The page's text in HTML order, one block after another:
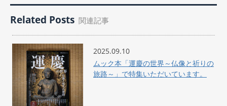
Related Posts 関連記事
2025.09.10
ムック本「運慶の世界～仏像と祈りの
旅路～」で特集いただいています。